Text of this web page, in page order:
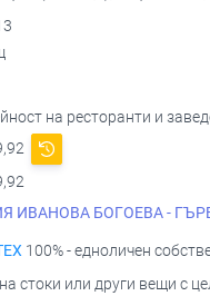
на ресторанти и
ИВАНОВА БОГОЕВА -
100% - едноличен
стоки или други вещи с